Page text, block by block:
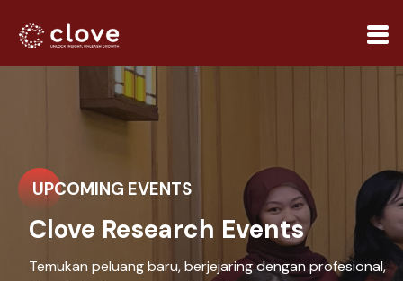
UPCOMING EVENTS
Clove Research Events
Temukan peluang baru, berjejaring dengan profesional,